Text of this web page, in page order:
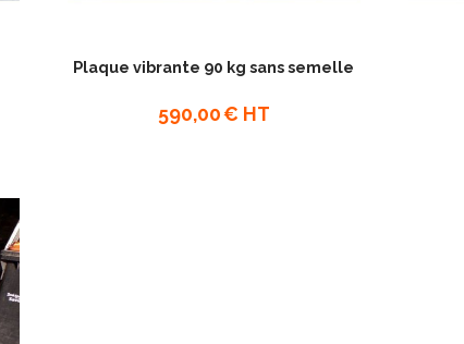
Plaque vibrante 90 kg sans semelle
590,00€ HT